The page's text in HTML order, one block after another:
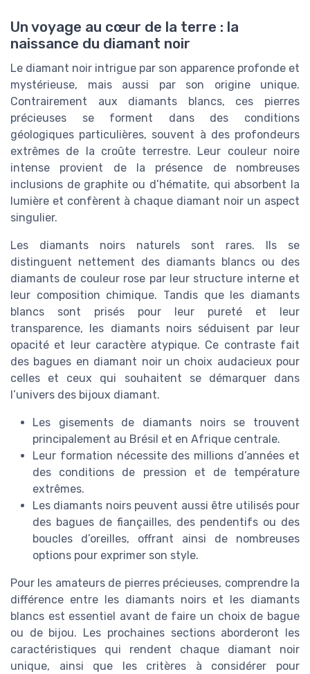
Un voyage au cœur de la terre : la
naissance du diamant noir
Le diamant noir intrigue par son apparence profonde et
mystérieuse, mais aussi par son origine unique.
Contrairement aux diamants blancs, ces pierres
précieuses se forment dans des conditions
géologiques particulières, souvent à des profondeurs
extrêmes de la croûte terrestre. Leur couleur noire
intense provient de la présence de nombreuses
inclusions de graphite ou d’hématite, qui absorbent la
lumière et confèrent à chaque diamant noir un aspect
singulier.
Les diamants noirs naturels sont rares. Ils se
distinguent nettement des diamants blancs ou des
diamants de couleur rose par leur structure interne et
leur composition chimique. Tandis que les diamants
blancs sont prisés pour leur pureté et leur
transparence, les diamants noirs séduisent par leur
opacité et leur caractère atypique. Ce contraste fait
des bagues en diamant noir un choix audacieux pour
celles et ceux qui souhaitent se démarquer dans
l’univers des bijoux diamant.
Les gisements de diamants noirs se trouvent
principalement au Brésil et en Afrique centrale.
Leur formation nécessite des millions d’années et
des conditions de pression et de température
extrêmes.
Les diamants noirs peuvent aussi être utilisés pour
des bagues de fiançailles, des pendentifs ou des
boucles d’oreilles, offrant ainsi de nombreuses
options pour exprimer son style.
Pour les amateurs de pierres précieuses, comprendre la
différence entre les diamants noirs et les diamants
blancs est essentiel avant de faire un choix de bague
ou de bijou. Les prochaines sections aborderont les
caractéristiques qui rendent chaque diamant noir
unique, ainsi que les critères à considérer pour